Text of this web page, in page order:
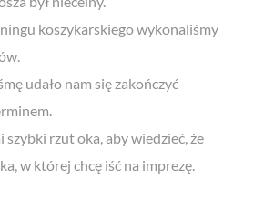
koszykarskiego wykonaliśmy
udało nam się zakończyć
szybki rzut oka, aby wiedzieć, że
w której chcę iść na imprezę.
się szybciej i
notatek - ale nie w sposób nudny i